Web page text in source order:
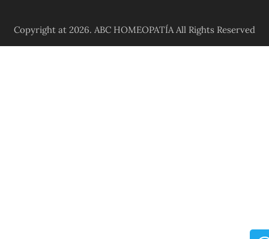
Copyright at 2026. ABC HOMEOPATÍA All Rights Reserved